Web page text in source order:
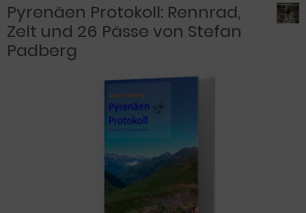
Pyrenäen Protokoll: Rennrad,
Zelt und 26 Pässe von Stefan
Padberg